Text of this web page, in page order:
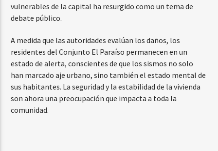
vulnerables de la capital ha resurgido como un tema de
debate público.
A medida que las autoridades evalúan los daños, los
residentes del Conjunto El Paraíso permanecen en un
estado de alerta, conscientes de que los sismos no solo
han marcado aje urbano, sino también el estado mental de
sus habitantes. La seguridad y la estabilidad de la vivienda
son ahora una preocupación que impacta a toda la
comunidad.